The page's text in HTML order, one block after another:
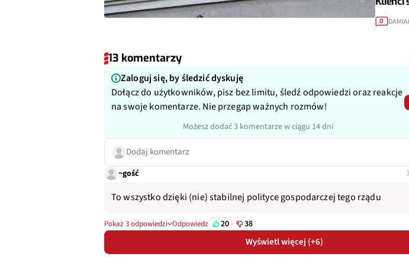
0
13 komentarzy
Zaloguj się, by śledzić dyskuję
Dołącz do użytkowników, pisz bez limitu, śledź odpowiedzi oraz reakcje
na swoje komentarze. Nie przegap ważnych rozmów!
Możesz dodać 3 komentarze w ciągu 14 dni
Dodaj komentarz
~gość
To wszystko dzięki (nie) stabilnej polityce gospodarczej tego rządu
Pokaż 3 odpowiedzi Odpowiedz 20 38
Wyświetl więcej (+6)